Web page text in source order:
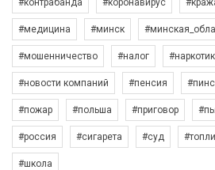
#контрабанда #коронавирус
#медицина #минск
#мошенничество #налог #наркотик
#новости компаний #пенсия
#пожар #польша #приговор
#россия #сигарета #суд
#школа